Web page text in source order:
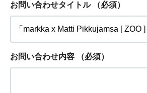
お問い合わせタイトル （必須）
お問い合わせ内容 （必須）